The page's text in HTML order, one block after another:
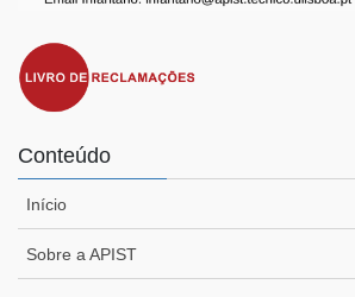
Conteúdo
Início
Sobre a APIST